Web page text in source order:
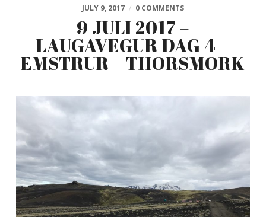
JULY 9, 2017 / 0 COMMENTS
9 JULI 2017 –
LAUGAVEGUR DAG 4 –
EMSTRUR – THORSMORK